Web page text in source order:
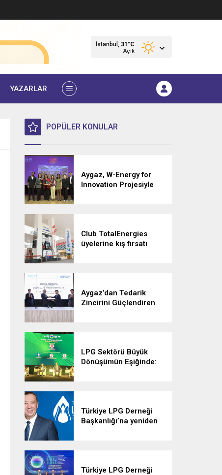
İstanbul, 31 °C
Açık
YAZARLAR
POPÜLER KONULAR
Aygaz, W-Energy for
Innovation Projesiyle
Club TotalEnergies
üyelerine kış fırsatı
Aygaz’dan Tedarik
Zincirini Güçlendiren
LPG Sektörü Büyük
Dönüşümün Eşiğinde:
Türkiye LPG Derneği
Başkanlığı’na yeniden
Türkiye LPG Derneği